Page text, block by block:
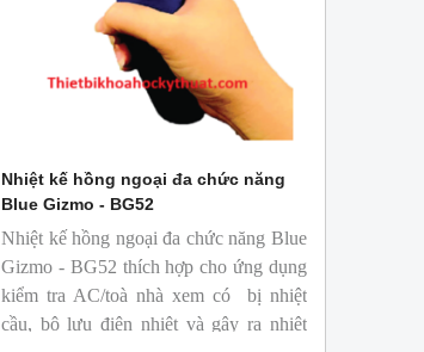
Nhiệt kế hồng ngoại đa chức năng
Blue Gizmo - BG52
Nhiệt kế hồng ngoại đa chức năng Blue
Gizmo - BG52 thích hợp cho ứng dụng
kiểm tra AC/toà nhà xem có bị nhiệt
cầu, bộ lưu điện nhiệt và gây ra nhiệt